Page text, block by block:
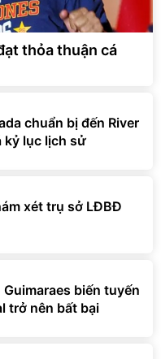
thỏa thuận cá
chuẩn bị đến River
kỷ lục lịch sử
xét trụ sở LĐBĐ
biến tuyến
trở nên bất bại